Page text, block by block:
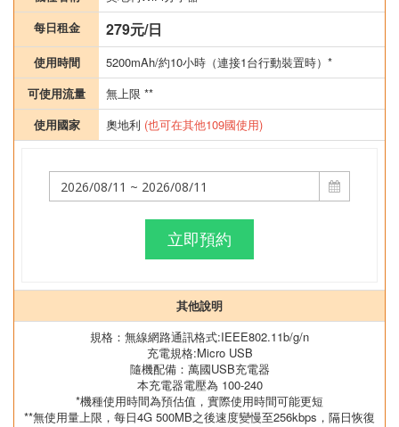
每日租金
279元/日
使用時間
5200mAh/約10小時（連接1台行動裝置時）*
可使用流量
無上限 **
使用國家
奧地利 (也可在其他109國使用)
立即預約
其他說明
規格：無線網路通訊格式:IEEE802.11b/g/n
充電規格:Micro USB
隨機配備：萬國USB充電器
本充電器電壓為 100-240
*機種使用時間為預估值，實際使用時間可能更短
**無使用量上限，每日4G 500MB之後速度變慢至256kbps，隔日恢復